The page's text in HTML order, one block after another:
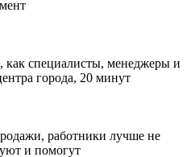
специалисты, менеджеры и
города, 20 минут
работники лучше не
и помогут